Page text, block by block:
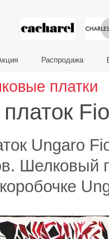
Распродажа
платки
Ungaro
Шелковый